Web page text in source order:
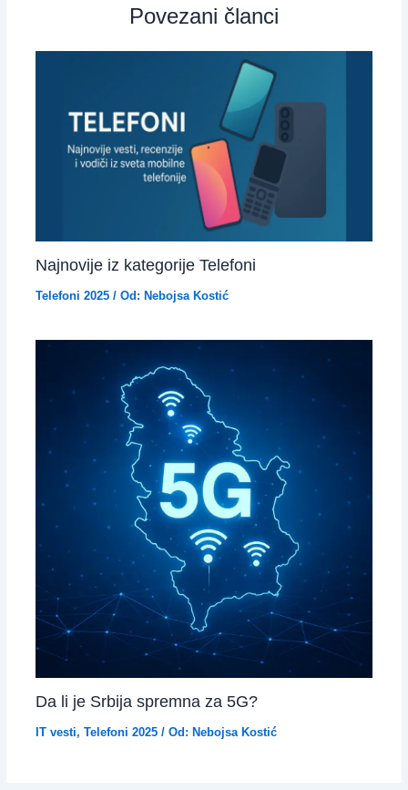
Povezani članci
Najnovije iz kategorije Telefoni
Telefoni 2025/ Od: Nebojsa Kostić
Da li je Srbija spremna za 5G?
IT vesti, Telefoni 2025/ Od: Nebojsa Kostić